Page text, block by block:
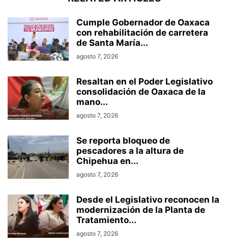
Cumple Gobernador de Oaxaca
con rehabilitación de carretera
de Santa María...
agosto 7, 2026
Resaltan en el Poder Legislativo
consolidación de Oaxaca de la
mano...
agosto 7, 2026
Se reporta bloqueo de
pescadores a la altura de
Chipehua en...
agosto 7, 2026
Desde el Legislativo reconocen la
modernización de la Planta de
Tratamiento...
agosto 7, 2026